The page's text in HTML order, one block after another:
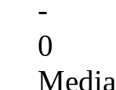
-
0
Media